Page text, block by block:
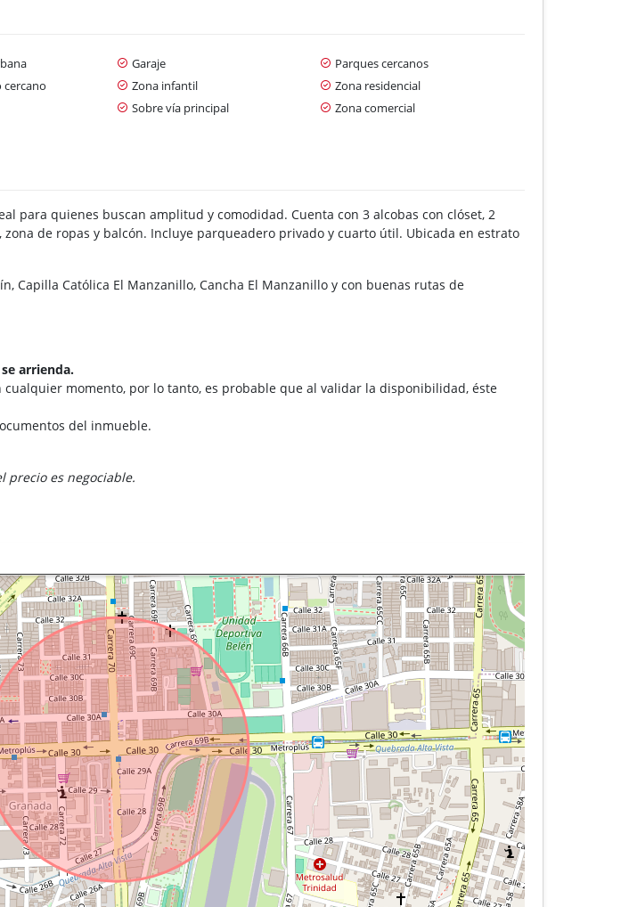
Garaje
Parques cercanos
cercano Zona infantil
Zona residencial
Sobre vía principal
Zona comercial
para quienes buscan amplitud y comodidad. Cuenta con 3 alcobas con clóset, 2
zona de ropas y balcón. Incluye parqueadero privado y cuarto útil. Ubicada en estrato
Capilla Católica El Manzanillo, Cancha El Manzanillo y con buenas rutas de
arrienda.
momento, por lo tanto, es probable que al validar la disponibilidad, éste
del inmueble.
precio es negociable.